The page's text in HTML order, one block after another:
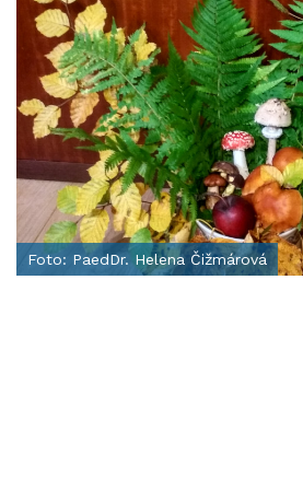
Foto: PaedDr. Helena Čižmárová